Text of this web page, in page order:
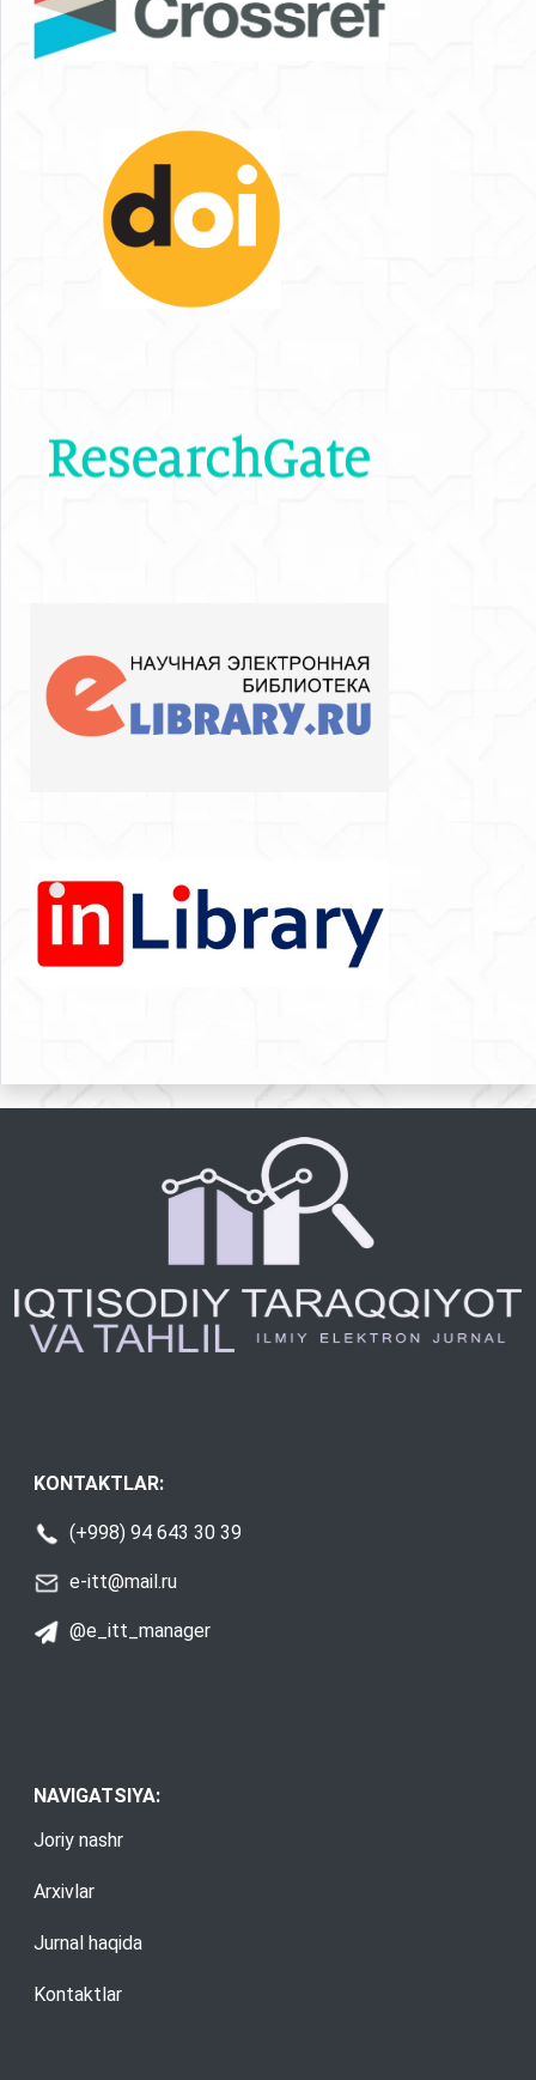
KONTAKTLAR:
(+998) 94 643 30 39
e-itt@mail.ru
@e_itt_manager
NAVIGATSIYA:
Joriy nashr
Arxivlar
Jurnal haqida
Kontaktlar